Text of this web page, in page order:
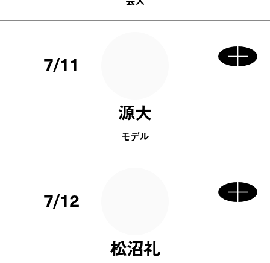
7/11
源大
モデル
7/12
松沼礼